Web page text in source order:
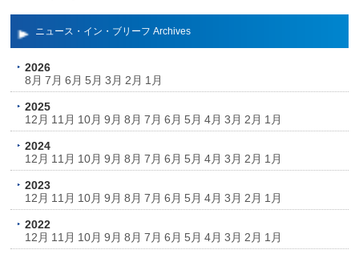
ニュース・イン・ブリーフ Archives
2026
8月 7月 6月 5月 3月 2月 1月
2025
12月 11月 10月 9月 8月 7月 6月 5月 4月 3月 2月 1月
2024
12月 11月 10月 9月 8月 7月 6月 5月 4月 3月 2月 1月
2023
12月 11月 10月 9月 8月 7月 6月 5月 4月 3月 2月 1月
2022
12月 11月 10月 9月 8月 7月 6月 5月 4月 3月 2月 1月